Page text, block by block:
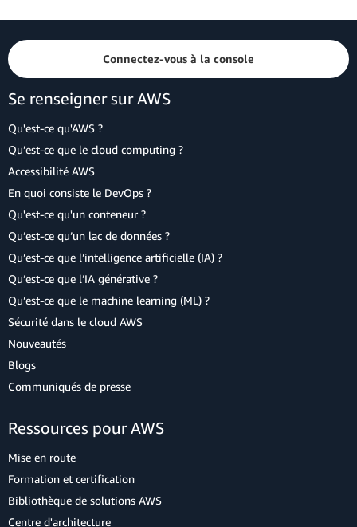
Connectez-vous à la console
Se renseigner sur AWS
Qu'est-ce qu'AWS ?
Qu’est-ce que le cloud computing ?
Accessibilité AWS
En quoi consiste le DevOps ?
Qu'est-ce qu'un conteneur ?
Qu’est-ce qu’un lac de données ?
Qu’est-ce que l’intelligence artificielle (IA) ?
Qu’est-ce que l’IA générative ?
Qu’est-ce que le machine learning (ML) ?
Sécurité dans le cloud AWS
Nouveautés
Blogs
Communiqués de presse
Ressources pour AWS
Mise en route
Formation et certification
Bibliothèque de solutions AWS
Centre d'architecture